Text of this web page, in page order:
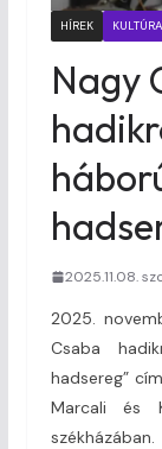
HÍREK KULTÚRA
Nagy
2025.11.08.
2025.
Csaba
hadsereg”
Marcali és
székházában.